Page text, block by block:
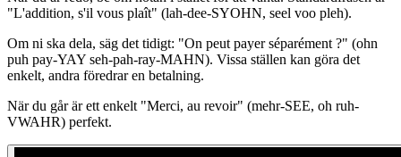
"L'addition, s'il vous plaît" (lah-dee-SYOHN, seel voo pleh).
Om ni ska dela, säg det tidigt: "On peut payer séparément ?" (ohn
puh pay-YAY seh-pah-ray-MAHN). Vissa ställen kan göra det
enkelt, andra föredrar en betalning.
När du går är ett enkelt "Merci, au revoir" (mehr-SEE, oh ruh-
VWAHR) perfekt.